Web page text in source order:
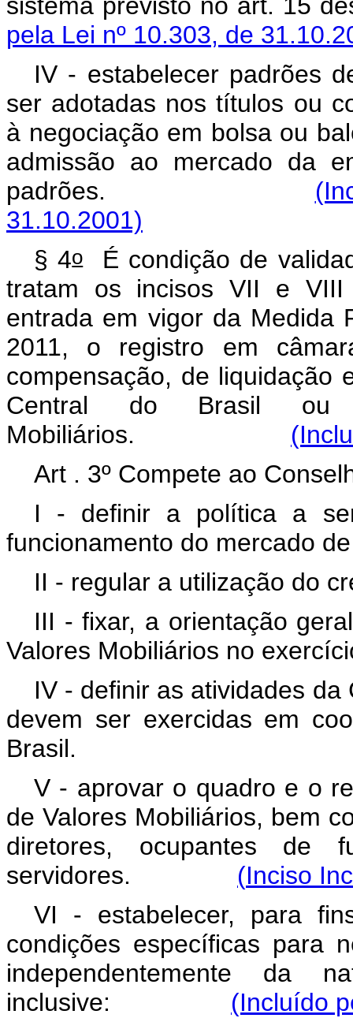
pela Lei nº 10.303, de
IV - estabelecer padrões
ser adotadas nos títulos ou
à negociação em bolsa ou
admissão ao mercado da
padrões.
31.10.2001)
§ 4oÉ condição de
tratam os incisos VII e
entrada em vigor da Medida
2011, o registro em
compensação, de liquidação
Central do Brasil ou
Mobiliários.
Art . 3º Compete ao
I - definir a política a
funcionamento do mercado
II - regular a utilização do
III - fixar, a orientação
Valores Mobiliários no
IV - definir as atividades
devem ser exercidas em
Brasil.
V - aprovar o quadro e o
de Valores Mobiliários, bem
diretores, ocupantes de
servidores. (Inciso
VI - estabelecer, para
condições específicas para
independentemente da
inclusive: (Incluído